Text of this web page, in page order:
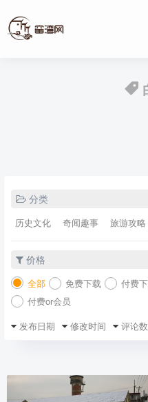
分类
历史文化 奇闻趣事 旅游攻略
价格
全部 免费下载 付费
付费or会员
发布日期
修改时间 评论